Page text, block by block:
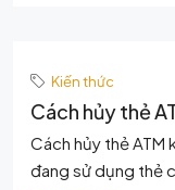
Kiến thức
Cách hủy thẻ
Cách hủy thẻ ATM
đang sử dụng thẻ